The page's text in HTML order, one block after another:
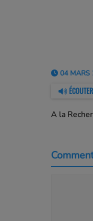
04 MARS
A la